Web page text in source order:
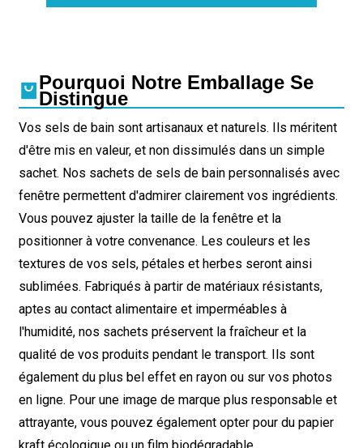
Pourquoi Notre Emballage Se
Distingue
Vos sels de bain sont artisanaux et naturels. Ils méritent
d'être mis en valeur, et non dissimulés dans un simple
sachet. Nos sachets de sels de bain personnalisés avec
fenêtre permettent d'admirer clairement vos ingrédients.
Vous pouvez ajuster la taille de la fenêtre et la
positionner à votre convenance. Les couleurs et les
textures de vos sels, pétales et herbes seront ainsi
sublimées. Fabriqués à partir de matériaux résistants,
aptes au contact alimentaire et imperméables à
l'humidité, nos sachets préservent la fraîcheur et la
qualité de vos produits pendant le transport. Ils sont
également du plus bel effet en rayon ou sur vos photos
en ligne. Pour une image de marque plus responsable et
attrayante, vous pouvez également opter pour du papier